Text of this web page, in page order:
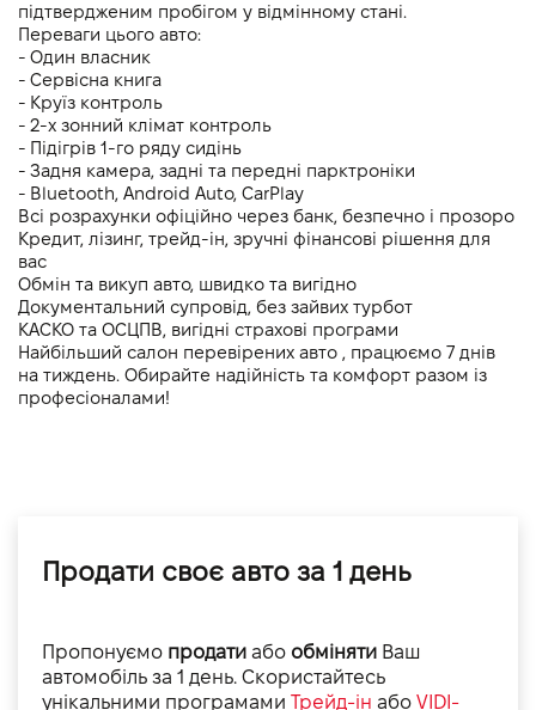
підтвердженим пробігом у відмінному стані.
Переваги цього авто:
- Один власник
- Cервісна книга
- Круїз контроль
- 2-х зонний клімат контроль
- Підігрів 1-го ряду сидінь
- Задня камера, задні та передні парктроніки
- Bluetooth, Android Auto, CarPlay
Всі розрахунки офіційно через банк, безпечно і прозоро
Кредит, лізинг, трейд-ін, зручні фінансові рішення для
вас
Обмін та викуп авто, швидко та вигідно
Документальний супровід, без зайвих турбот
КАСКО та ОСЦПВ, вигідні страхові програми
Найбільший салон перевірених авто , працюємо 7 днів
на тиждень. Обирайте надійність та комфорт разом із
професіоналами!
Продати своє авто за 1 день
Пропонуємо продати або обміняти Ваш
автомобіль за 1 день. Скористайтесь
унікальними програмами Трейд-ін або VIDI-